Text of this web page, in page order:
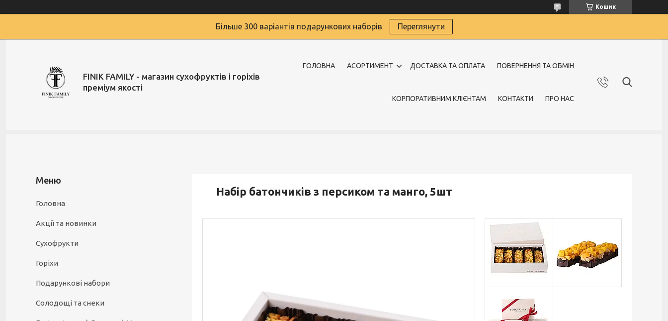
Кошик
Більше 300 варіантів подарункових наборів Переглянути
FINIK FAMILY - магазин сухофруктів і горіхів
преміум якості
ГОЛОВНА АСОРТИМЕНТ ДОСТАВКА ТА ОПЛАТА ПОВЕРНЕННЯ ТА ОБМІН
КОРПОРАТИВНИМ КЛІЄНТАМ КОНТАКТИ ПРО НАС
Набір батончиків з персиком та манго, 5шт
Головна
Акції та новинки
Сухофрукти
Горіхи
Подарункові набори
Солодощі та снеки